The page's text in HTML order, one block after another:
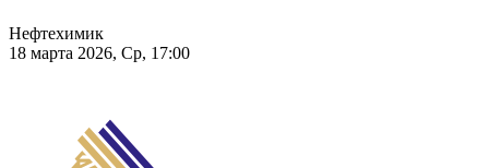
Нефтехимик
18 марта 2026, Ср, 17:00